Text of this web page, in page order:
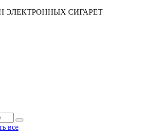
ЭЛЕКТРОННЫХ СИГАРЕТ
все